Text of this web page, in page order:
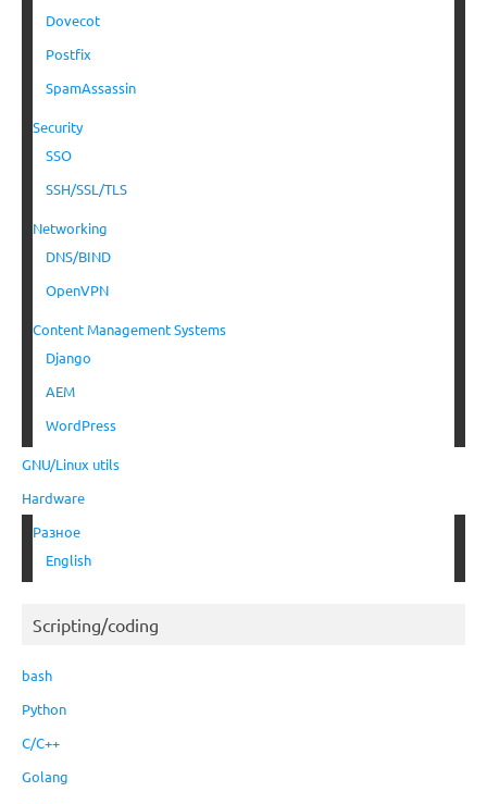
Dovecot
Postfix
SpamAssassin
Security
SSO
SSH/SSL/TLS
Networking
DNS/BIND
OpenVPN
Content Management Systems
Django
AEM
WordPress
GNU/Linux utils
Hardware
Разное
English
Scripting/coding
bash
Python
C/C++
Golang